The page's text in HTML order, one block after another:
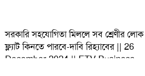
সরকারি সহযোগিতা মিললে সব শ্রেণীর লোক
ফ্ল্যাট কিনতে পারবে-দাবি রিহ্যাবের || 26
December 2024 || ETV Business